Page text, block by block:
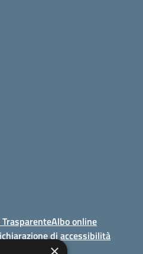
Albo online
di accessibilità